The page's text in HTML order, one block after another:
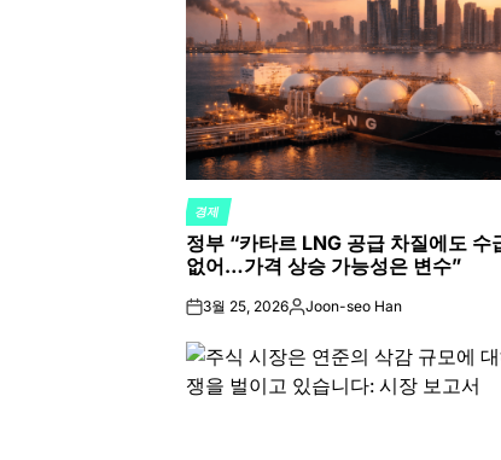
POSTED
IN
경제
정부 “카타르 LNG 공급 차질에도 수
없어…가격 상승 가능성은 변수”
on3월 25, 2026Posted
Joon-seo Han